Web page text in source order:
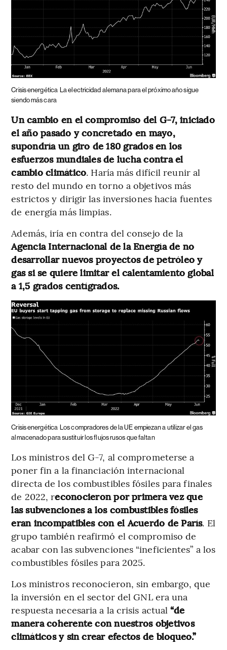
Crisis energética La electricidad alemana para el próximo año sigue
siendo más cara
Un cambio en el compromiso del G-7, iniciado
el año pasado y concretado en mayo,
supondría un giro de 180 grados en los
esfuerzos mundiales de lucha contra el
cambio climático. Haría más difícil reunir al
resto del mundo en torno a objetivos más
estrictos y dirigir las inversiones hacia fuentes
de energía más limpias.
Además, iría en contra del consejo de la
Agencia Internacional de la Energía de no
desarrollar nuevos proyectos de petróleo y
gas si se quiere limitar el calentamiento global
a 1,5 grados centígrados.
Crisis energética Los compradores de la UE empiezan a utilizar el gas
almacenado para sustituir los flujos rusos que faltan
Los ministros del G-7, al comprometerse a
poner fin a la financiación internacional
directa de los combustibles fósiles para finales
de 2022, reconocieron por primera vez que
las subvenciones a los combustibles fósiles
eran incompatibles con el Acuerdo de París. El
grupo también reafirmó el compromiso de
acabar con las subvenciones “ineficientes” a los
combustibles fósiles para 2025.
Los ministros reconocieron, sin embargo, que
la inversión en el sector del GNL era una
respuesta necesaria a la crisis actual“de
manera coherente con nuestros objetivos
climáticos y sin crear efectos de bloqueo.”